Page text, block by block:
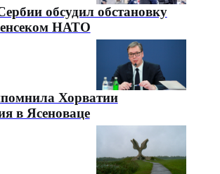
обсудил обстановку
НАТО
Хорватии
в Ясеноваце